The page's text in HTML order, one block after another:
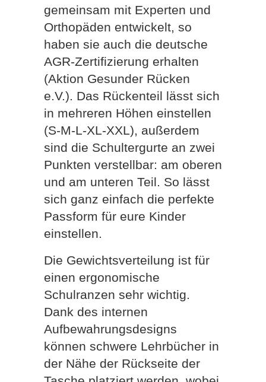
gemeinsam mit Experten und
Orthopäden entwickelt, so
haben sie auch die deutsche
AGR-Zertifizierung erhalten
(Aktion Gesunder Rücken
e.V.). Das Rückenteil lässt sich
in mehreren Höhen einstellen
(S-M-L-XL-XXL), außerdem
sind die Schultergurte an zwei
Punkten verstellbar: am oberen
und am unteren Teil. So lässt
sich ganz einfach die perfekte
Passform für eure Kinder
einstellen.
Die Gewichtsverteilung ist für
einen ergonomische
Schulranzen sehr wichtig.
Dank des internen
Aufbewahrungsdesigns
können schwere Lehrbücher in
der Nähe der Rückseite der